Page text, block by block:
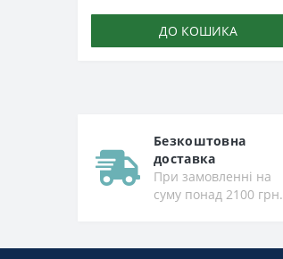
ДО КОШИКА
Безкоштовна
доставка
При замовленні на
суму понад 2100 грн.